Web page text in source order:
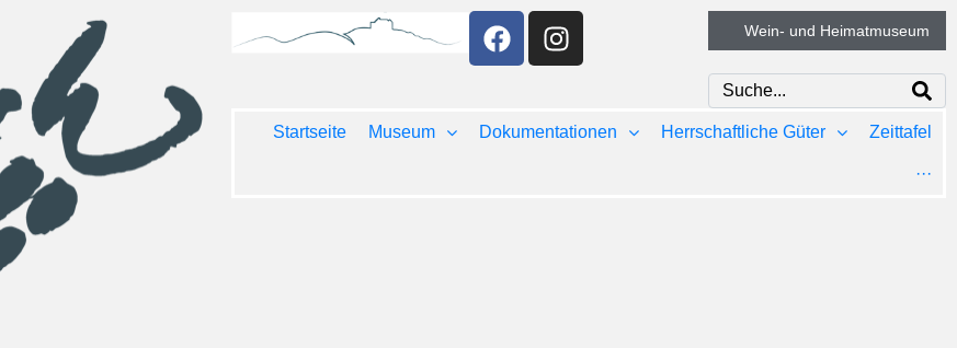
Wein- und Heimatmuseum
Startseite Museum Dokumentationen Herrschaftliche Güter Zeittafel
···